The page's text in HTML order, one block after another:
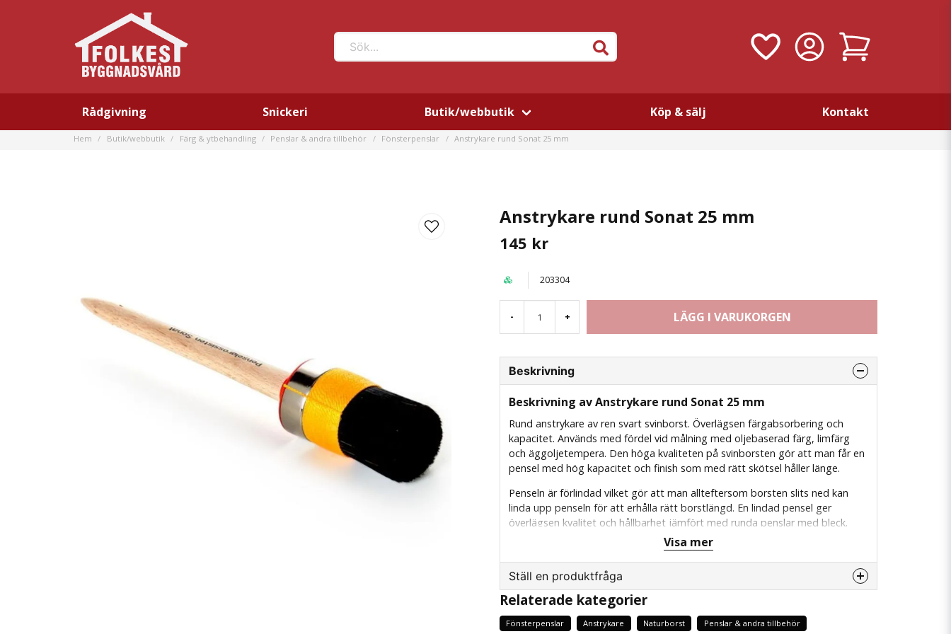
Sök...
Rådgivning Snickeri Butik/webbutik Köp & sälj Kontakt
Hem Butik/webbutik Färg & ytbehandling Penslar & andra tillbehör Fönsterpenslar Anstrykare rund Sonat 25 mm
Anstrykare rund Sonat 25 mm
145 kr
203304
- + LÄGG I VARUKORGEN
Beskrivning
Beskrivning av Anstrykare rund Sonat 25 mm
Rund anstrykare av ren svart svinborst. Överlägsen färgabsorbering och
kapacitet. Används med fördel vid målning med oljebaserad färg, limfärg
och äggoljetempera. Den höga kvaliteten på svinborsten gör att man får en
pensel med hög kapacitet och finish som med rätt skötsel håller länge.
Penseln är förlindad vilket gör att man allteftersom borsten slits ned kan
linda upp penseln för att erhålla rätt borstlängd. En lindad pensel ger
överlägsen kvalitet och hållbarhet jämfört med runda penslar med bleck.
Utmärkt att använda tillsammans med färger man behöver arbeta in i
underlaget, typ linoljefärg, eller till färger där man önskar en fin ytstruktur.
De runda penslarna ger också en mycket god precision och håller mycket
färg.
Visa mer
Ställ en produktfråga
question
Fråga oss något om denna produkten...
Relaterade kategorier
Fönsterpenslar Anstrykare Naturborst Penslar & andra tillbehör